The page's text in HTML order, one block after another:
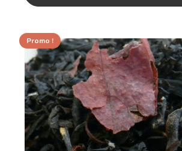
Promo !